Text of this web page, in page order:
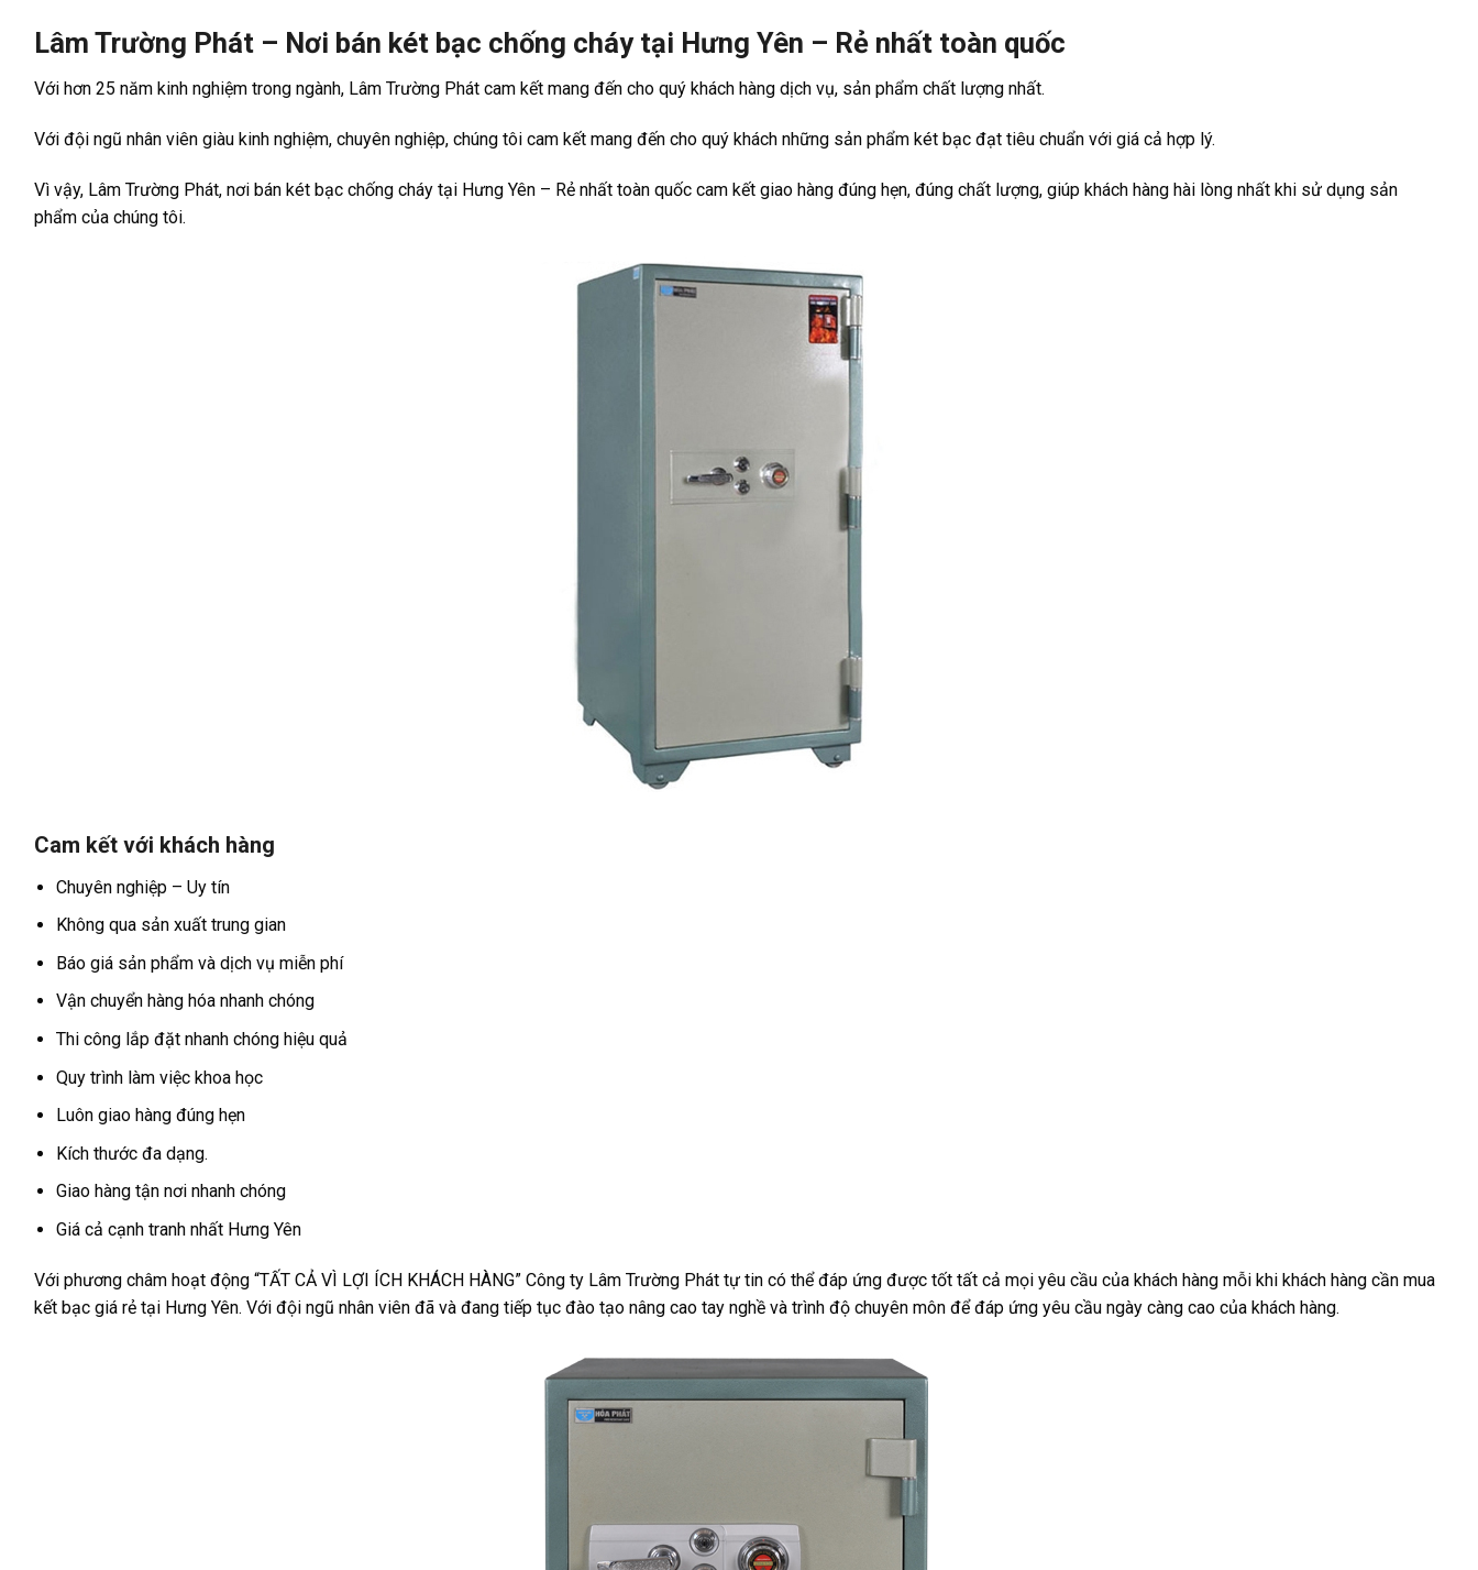
Lâm Trường Phát – Nơi bán két bạc chống cháy tại Hưng Yên – Rẻ nhất toàn quốc
Với hơn 25 năm kinh nghiệm trong ngành, Lâm Trường Phát cam kết mang đến cho quý khách hàng dịch vụ, sản phẩm chất lượng nhất.
Với đội ngũ nhân viên giàu kinh nghiệm, chuyên nghiệp, chúng tôi cam kết mang đến cho quý khách những sản phẩm két bạc đạt tiêu chuẩn với giá cả hợp lý.
Vì vậy, Lâm Trường Phát, nơi bán két bạc chống cháy tại Hưng Yên – Rẻ nhất toàn quốc cam kết giao hàng đúng hẹn, đúng chất lượng, giúp khách hàng hài lòng nhất khi sử dụng sản
phẩm của chúng tôi.
Cam kết với khách hàng
Chuyên nghiệp – Uy tín
Không qua sản xuất trung gian
Báo giá sản phẩm và dịch vụ miễn phí
Vận chuyển hàng hóa nhanh chóng
Thi công lắp đặt nhanh chóng hiệu quả
Quy trình làm việc khoa học
Luôn giao hàng đúng hẹn
Kích thước đa dạng.
Giao hàng tận nơi nhanh chóng
Giá cả cạnh tranh nhất Hưng Yên
Với phương châm hoạt động “TẤT CẢ VÌ LỢI ÍCH KHÁCH HÀNG” Công ty Lâm Trường Phát tự tin có thể đáp ứng được tốt tất cả mọi yêu cầu của khách hàng mỗi khi khách hàng cần mua
kết bạc giá rẻ tại Hưng Yên. Với đội ngũ nhân viên đã và đang tiếp tục đào tạo nâng cao tay nghề và trình độ chuyên môn để đáp ứng yêu cầu ngày càng cao của khách hàng.